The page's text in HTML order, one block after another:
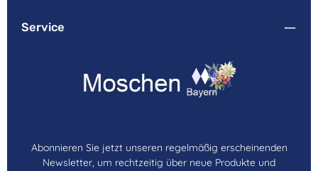
Service
Abonnieren Sie jetzt unseren regelmäßig erscheinenden
Newsletter, um rechtzeitig über neue Produkte und